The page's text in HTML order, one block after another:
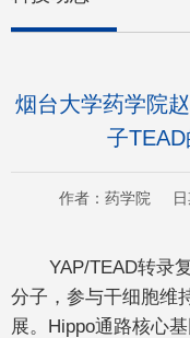
烟台大学药学院
子
作者：药学院
YAP/TEAD转录
分子，参与干细胞维
展。Hippo通路核心